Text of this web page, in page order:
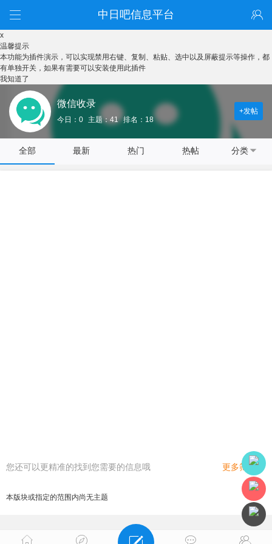
中日吧信息平台
x
温馨提示
本功能为插件演示，可以实现禁用右键、复制、粘贴、选中以及屏蔽提示等操作，都
有单独开关，如果有需要可以安装使用此插件
我知道了
微信收录
今日：0 主题：41 排名：18
+发帖
全部 最新 热门 热帖 分类
您还可以更精准的找到您需要的信息哦 更多筛选
本版块或指定的范围内尚无主题